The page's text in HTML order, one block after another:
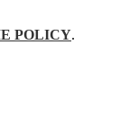
POLICY.